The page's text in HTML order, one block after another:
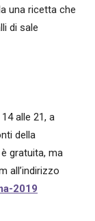
una ricetta che
di sale
alle 21, a
della
gratuita, ma
all’indirizzo
2019